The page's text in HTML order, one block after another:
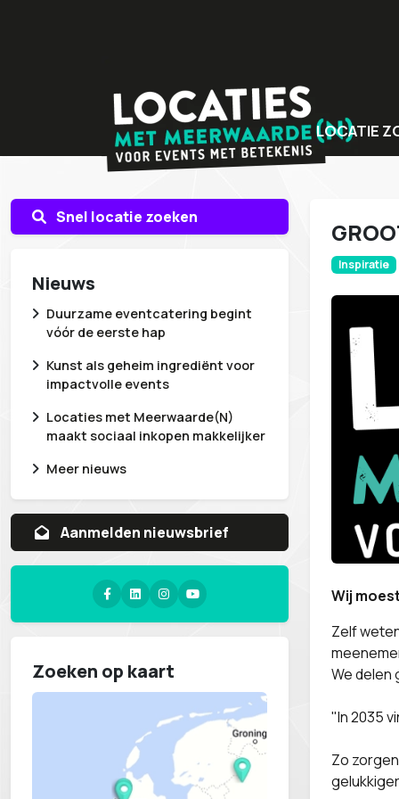
LOCATIE
Bijzondere
Unieke
Snel locatie zoeken
Nieuws
Duurzame eventcatering begint
vóór de eerste hap
Kunst als geheim ingrediënt voor
impactvolle events
Locaties met Meerwaarde(N)
maakt sociaal inkopen makkelijker
Meer nieuws
Aanvragen whitepaper
Zoeken op kaart
Inspiratie
Wij
Zelf
We delen
"In 2035
Zo